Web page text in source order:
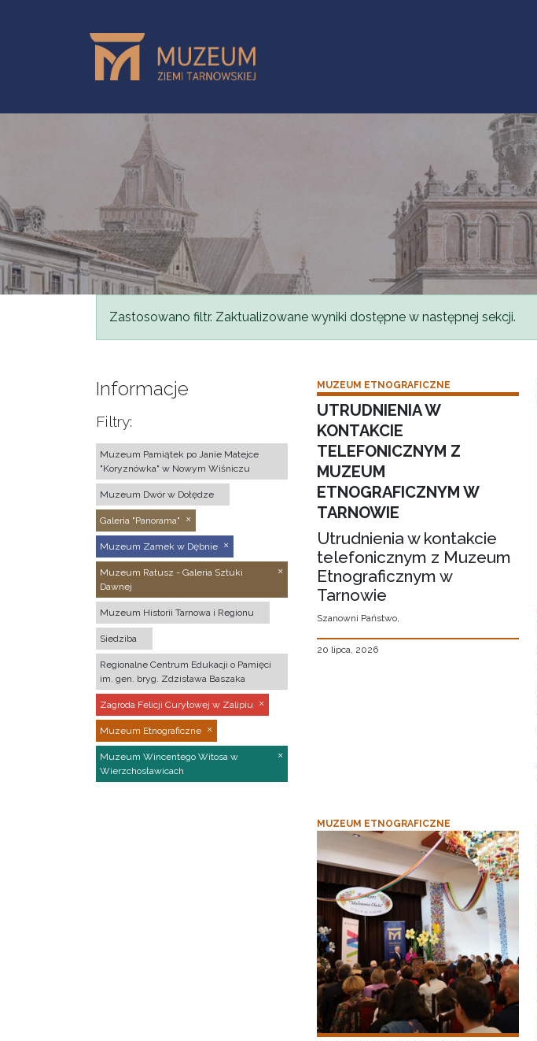
Komunikat
Zastosowano filtr. Zaktualizowane wyniki dostępne w następnej sekcji.
Informacje
Filtry:
Muzeum Pamiątek po Janie Matejce
"Koryznówka" w Nowym Wiśniczu
Muzeum Dwór w Dołędze
Galeria "Panorama"
Muzeum Zamek w Dębnie
Muzeum Ratusz - Galeria Sztuki
Dawnej
Muzeum Historii Tarnowa i Regionu
Siedziba
Regionalne Centrum Edukacji o Pamięci
im. gen. bryg. Zdzisława Baszaka
Zagroda Felicji Curyłowej w Zalipiu
Muzeum Etnograficzne
Muzeum Wincentego Witosa w
Wierzchosławicach
MUZEUM ETNOGRAFICZNE
UTRUDNIENIA W
KONTAKCIE
TELEFONICZNYM Z
MUZEUM
ETNOGRAFICZNYM W
TARNOWIE
Utrudnienia w kontakcie
telefonicznym z Muzeum
Etnograficznym w
Tarnowie
Szanowni Państwo,
20 lipca, 2026
MUZEUM ETNOGRAFICZNE